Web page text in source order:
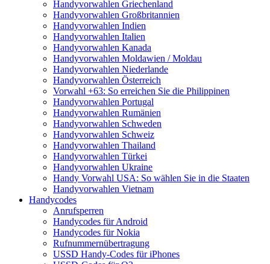
Handyvorwahlen Griechenland
Handyvorwahlen Großbritannien
Handyvorwahlen Indien
Handyvorwahlen Italien
Handyvorwahlen Kanada
Handyvorwahlen Moldawien / Moldau
Handyvorwahlen Niederlande
Handyvorwahlen Österreich
Vorwahl +63: So erreichen Sie die Philippinen
Handyvorwahlen Portugal
Handyvorwahlen Rumänien
Handyvorwahlen Schweden
Handyvorwahlen Schweiz
Handyvorwahlen Thailand
Handyvorwahlen Türkei
Handyvorwahlen Ukraine
Handy Vorwahl USA: So wählen Sie in die Staaten
Handyvorwahlen Vietnam
Handycodes
Anrufsperren
Handycodes für Android
Handycodes für Nokia
Rufnummernübertragung
USSD Handy-Codes für iPhones